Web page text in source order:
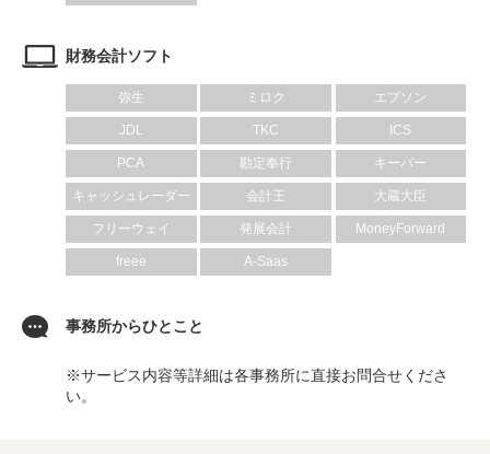
財務会計ソフト
弥生 ミロク エプソン
JDL TKC ICS
PCA 勘定奉行 キーパー
キャッシュレーダー 会計王 大蔵大臣
フリーウェイ 発展会計 MoneyForward
freee A-Saas
事務所からひとこと
※サービス内容等詳細は各事務所に直接お問合せくださ
い。